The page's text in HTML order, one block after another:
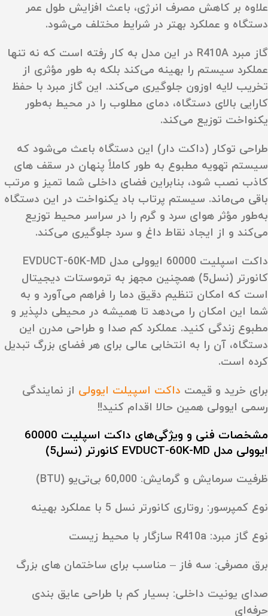
علاوه بر کاهش مصرف انرژی، باعث افزایش طول عمر
دستگاه و عملکرد بهتر در شرایط مختلف می‌شود.
گاز مبرد R410A در این مدل به‌ کار رفته است که نه تنها
عملکرد سیستم را بهینه می‌کند بلکه به‌ طور مؤثری از
تخریب لایه اوزون جلوگیری می‌کند. این گاز مبرد با حفظ
کارایی بالای دستگاه، دمای مطلوب را در محیط به‌طور
یکنواخت توزیع می‌کند.
طراحی توکار (داکت‌ دار) این دستگاه باعث می‌شود که
سیستم تهویه مطبوع به‌ طور کاملاً پنهان در سقف‌ های
کاذب نصب شود، بنابراین فضای داخلی شما تمیز و مرتب
باقی می‌ماند. سیستم پرتاب باد یکنواخت در این دستگاه
به‌طور مؤثر هوای سرد و گرم را در سراسر محیط توزیع
می‌کند و از ایجاد نقاط داغ و سرد جلوگیری می‌کند.
داکت اسپلیت 60000 ایوولی مدل EVDUCT-60K-MD
کانورتر (نسل5) همچنین مجهز به ترموستات دیجیتال
است که امکان تنظیم دقیق دما را فراهم می‌آورد و به
شما این امکان را می‌دهد تا همیشه در محیطی دلپذیر و
مطبوع زندگی کنید. عملکرد کم‌ صدا و طراحی مدرن این
دستگاه، آن را به انتخابی عالی برای هر فضای بزرگ تبدیل
کرده است.
برای خرید و قیمت داکت اسپیلت ایوولی از نمایندگی
رسمی ایوولی همین حالا اقدام کنید!!
مشخصات فنی و ویژگی‌های داکت اسپلیت 60000
ایوولی مدل EVDUCT-60K-MD کانورتر (نسل5)
ظرفیت سرمایش و گرمایش:
نوع کمپرسور: روتاری کانورتر نسل 5 با عملکرد بهینه
نوع گاز مبرد:
برق مصرفی: سه‌ فاز – مناسب برای ساختمان‌ های بزرگ
صدای یونیت داخلی: بسیار کم با طراحی عایق‌ بندی
حرفه‌ای